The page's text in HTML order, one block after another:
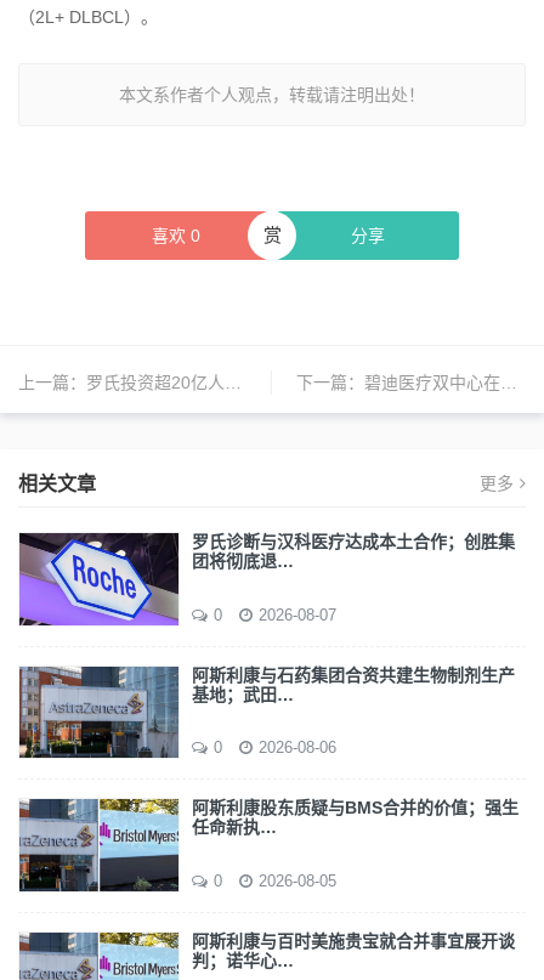
（2L+ DLBCL）。
本文系作者个人观点，转载请注明出处！
喜欢 0 分享
赏
上一篇： 罗氏投资超20亿人民币在华新建生产基地；梯瓦拟削减约2900个工作岗位；诺和诺德下调销售额和利润预测 | 日报 下一篇： 碧迪医疗双中心在上海自贸区启用；百时美施贵宝宣布400亿美元投资计划；协和麒麟实施自愿提前退休计划 | 日报
相关文章 更多
罗氏诊断与汉科医疗达成本土合作；创胜集
团将彻底退…
0 2026-08-07
阿斯利康与石药集团合资共建生物制剂生产
基地；武田…
0 2026-08-06
阿斯利康股东质疑与BMS合并的价值；强生
任命新执…
0 2026-08-05
阿斯利康与百时美施贵宝就合并事宜展开谈
判；诺华心…